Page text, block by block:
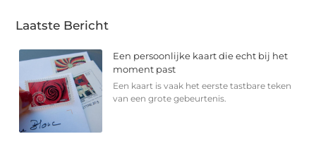
Laatste Bericht
Een persoonlijke kaart die echt bij het
moment past
Een kaart is vaak het eerste tastbare teken
van een grote gebeurtenis.